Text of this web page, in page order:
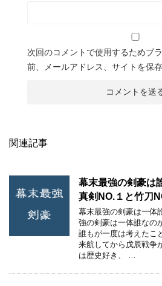
次回のコメントで使用するためブ
前、メールアドレス、サイトを保存
関連記事
幕末最強の剣豪は
真剣NO.１と竹刀
幕末最強の剣豪は一体
強の剣豪は一体誰なの
誰もが一度は考えたこ
来航してから戊辰戦争
は歴史好き、 …